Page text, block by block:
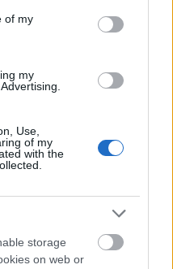
of my
my
Use,
of my
with the
storage
on web or